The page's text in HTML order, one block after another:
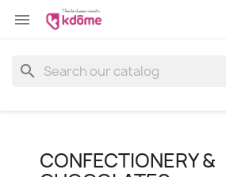

search
CONFECTIONERY &